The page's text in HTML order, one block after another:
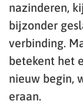
nazinderen,
bijzonder
verbinding.
betekent het
nieuw begin,
eraan.